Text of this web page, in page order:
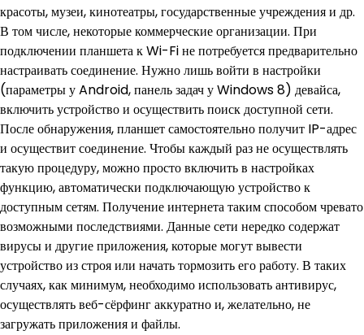
красоты, музеи, кинотеатры, государственные учреждения и др.
В том числе, некоторые коммерческие организации. При
подключении планшета к Wi-Fi не потребуется предварительно
настраивать соединение. Нужно лишь войти в настройки
(параметры у Android, панель задач у Windows 8) девайса,
включить устройство и осуществить поиск доступной сети.
После обнаружения, планшет самостоятельно получит IP-адрес
и осуществит соединение. Чтобы каждый раз не осуществлять
такую процедуру, можно просто включить в настройках
функцию, автоматически подключающую устройство к
доступным сетям. Получение интернета таким способом чревато
возможными последствиями. Данные сети нередко содержат
вирусы и другие приложения, которые могут вывести
устройство из строя или начать тормозить его работу. В таких
случаях, как минимум, необходимо использовать антивирус,
осуществлять веб-сёрфинг аккуратно и, желательно, не
загружать приложения и файлы.